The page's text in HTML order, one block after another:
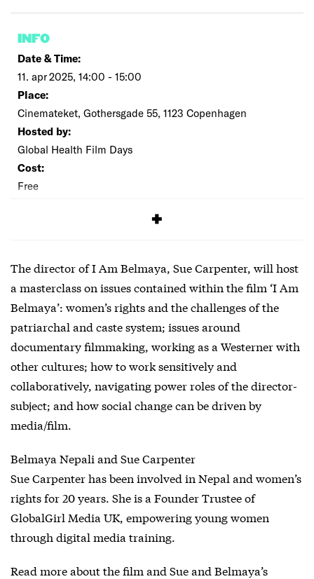
INFO
Date & Time:
11. apr 2025, 14:00 - 15:00
Place:
Cinemateket, Gothersgade 55, 1123 Copenhagen
Hosted by:
Global Health Film Days
Cost:
Free
The director of I Am Belmaya, Sue Carpenter, will host
a masterclass on issues contained within the film ‘I Am
Belmaya’: women’s rights and the challenges of the
patriarchal and caste system; issues around
documentary filmmaking, working as a Westerner with
other cultures; how to work sensitively and
collaboratively, navigating power roles of the director-
subject; and how social change can be driven by
media/film.
Belmaya Nepali and Sue Carpenter
Sue Carpenter has been involved in Nepal and women’s
rights for 20 years. She is a Founder Trustee of
GlobalGirl Media UK, empowering young women
through digital media training.
Read more about the film and Sue and Belmaya’s